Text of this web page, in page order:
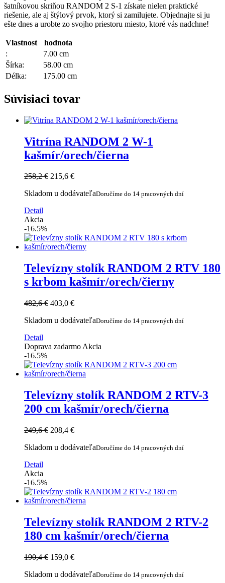
šatníkovou skriňou RANDOM 2 S-1 získate nielen praktické
riešenie, ale aj štýlový prvok, ktorý si zamilujete. Objednajte si ju
ešte dnes a urobte zo svojho priestoru miesto, ktoré vás nadchne!
Vlastnost
hodnota
:
7.00 cm
Šírka:
58.00 cm
Délka:
175.00 cm
Súvisiaci tovar
Vitrína RANDOM 2 W-1
kašmír/orech/čierna
258,2 € 215,6 €
Skladom u dodávateľaDoručíme do 14 pracovných dní
Detail
Akcia
-16.5%
Televízny stolík RANDOM 2 RTV 180
s krbom kašmír/orech/čierny
482,6 € 403,0 €
Skladom u dodávateľaDoručíme do 14 pracovných dní
Detail
Doprava zadarmo Akcia
-16.5%
Televízny stolík RANDOM 2 RTV-3
200 cm kašmír/orech/čierna
249,6 € 208,4 €
Skladom u dodávateľaDoručíme do 14 pracovných dní
Detail
Akcia
-16.5%
Televízny stolík RANDOM 2 RTV-2
180 cm kašmír/orech/čierna
190,4 € 159,0 €
Skladom u dodávateľaDoručíme do 14 pracovných dní